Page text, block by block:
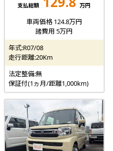
支払総額 万円
車両価格 124.8万円
諸費用 5万円
年式:R07/08
走行距離:20Km
法定整備:無
保証付(1ヵ月/距離1,000km)